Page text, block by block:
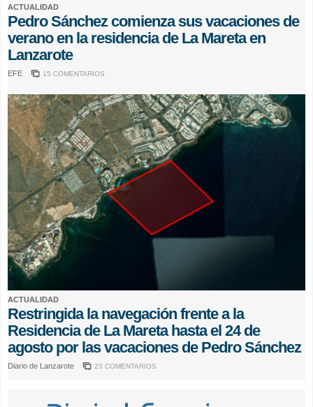
ACTUALIDAD
Pedro Sánchez comienza sus vacaciones de
verano en la residencia de La Mareta en
Lanzarote
EFE 15 COMENTARIOS
ACTUALIDAD
Restringida la navegación frente a la
Residencia de La Mareta hasta el 24 de
agosto por las vacaciones de Pedro Sánchez
Diario de Lanzarote 23 COMENTARIOS